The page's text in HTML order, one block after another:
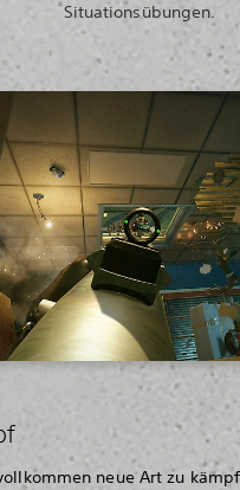
Situationsübungen.
neue Art zu